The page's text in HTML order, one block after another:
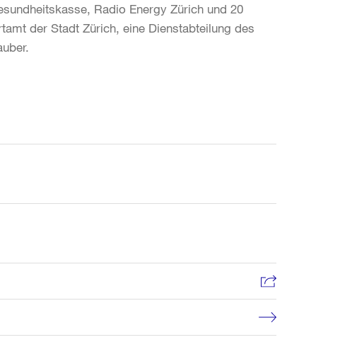
Radio Energy Zürich und 20
der Stadt Zürich, eine Dienstabteilung des